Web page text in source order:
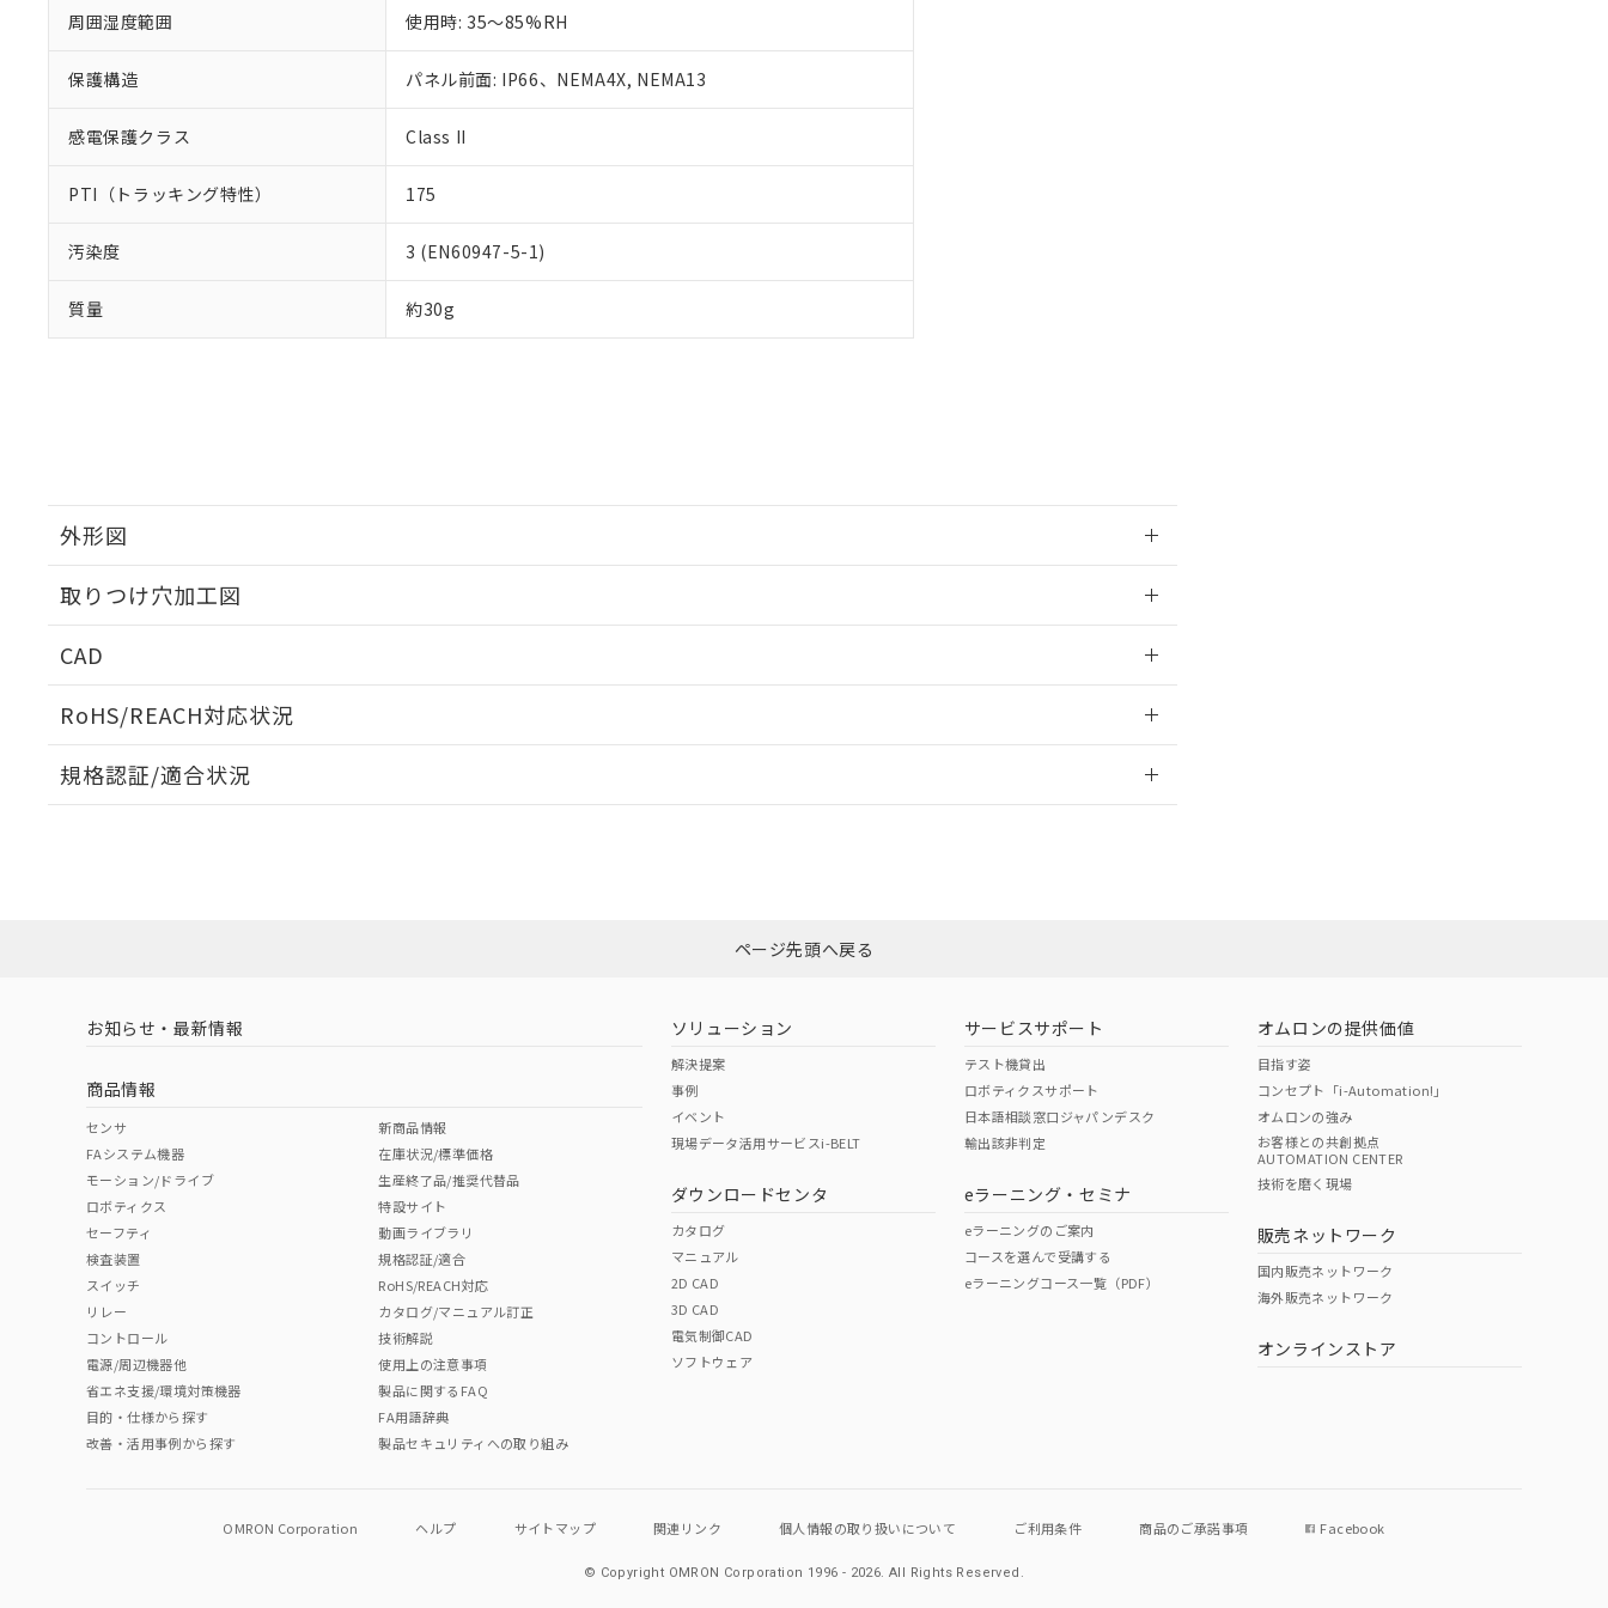
周囲湿度範囲 使用時: 35～85%RH
保護構造 パネル前面: IP66、NEMA4X, NEMA13
感電保護クラス Class II
PTI（トラッキング特性） 175
汚染度 3 (EN60947-5-1)
質量 約30g
外形図
取りつけ穴加工図
CAD
RoHS/REACH対応状況
EU RoHS 注意事項・凡例
ダウンロードはこちら
中国 RoHS 注意事項・凡例
中国 RoHS表
Pb Hg Cr(VI)
O O
"対応済み"や非含有の記載がされた商品であっても、流通在庫等で未対応品が混在する可能性があります。
非含有品が必要な際は、弊社営業部門もしくは販売店へお問い合わせください。
規格認証/適合状況
（イギリス
（ノルウェー
（日本
（アメリカ
この製品の規格認証/適合状況ページへ
その他の認証はこちらのページからご検索ください
※当社の共同利用者とは、
いる法人を指します。
EU RoHS指令（10物質）の非含有証明書
51物質の非含有証明書（当社基準）
※本証明書は発行日時点で非含有を証明するもので、過去に遡って非含有を証明するものではありません。
また、RoHS指令のフタル酸エステル類４物質の対応では、対応完了までの期間は出荷製品に未対応品が
り割愛しております。
ページ先頭へ戻る
お知らせ・最新情報
商品情報
センサ
FAシステム機器
モーション/ドライブ
ロボティクス
セーフティ
検査装置
スイッチ
リレー
コントロール
電源/周辺機器他
省エネ支援/環境対策機器
目的・仕様から探す
改善・活用事例から探す
新商品情報
在庫状況/標準価格
生産終了品/推奨代替品
特設サイト
動画ライブラリ
規格認証/適合
RoHS/REACH対応
カタログ/マニュアル訂正
技術解説
使用上の注意事項
製品に関するFAQ
FA用語辞典
製品セキュリティへの取り組み
ソリューション
解決提案
事例
イベント
現場データ活用サービスi-BELT
ダウンロードセンタ
カタログ
マニュアル
2D CAD
3D CAD
電気制御CAD
ソフトウェア
サービスサポート
テスト機貸出
ロボティクスサポート
日本語相談窓口ジャパンデスク
輸出該非判定
eラーニング・セミナ
eラーニングのご案内
コースを選んで受講する
eラーニングコース一覧（PDF）
オムロンの提供価値
目指す姿
コンセプト「i-Automation!」
オムロンの強み
お客様との共創拠点
AUTOMATION CENTER
技術を磨く現場
販売ネットワーク
国内販売ネットワーク
海外販売ネットワーク
オンラインストア
OMRON Corporation ヘルプ サイトマップ 関連リンク 個人情報の取り扱いについて ご利用条件 商品のご承諾事項 Facebook
© Copyright OMRON Corporation 1996 - 2026.All Rights Reserved.